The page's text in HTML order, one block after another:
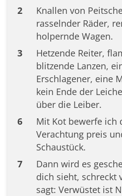
2
Knallen von
rasselnder Räder,
holpernde Wagen.
3
Hetzende Reiter,
blitzende Lanzen,
Erschlagener, eine
kein Ende der
über die Leiber.
6
Mit Kot bewerfe ich
Verachtung preis
Schaustück.
7
Dann wird es
dich sieht, schreckt
sagt: Verwüstet ist